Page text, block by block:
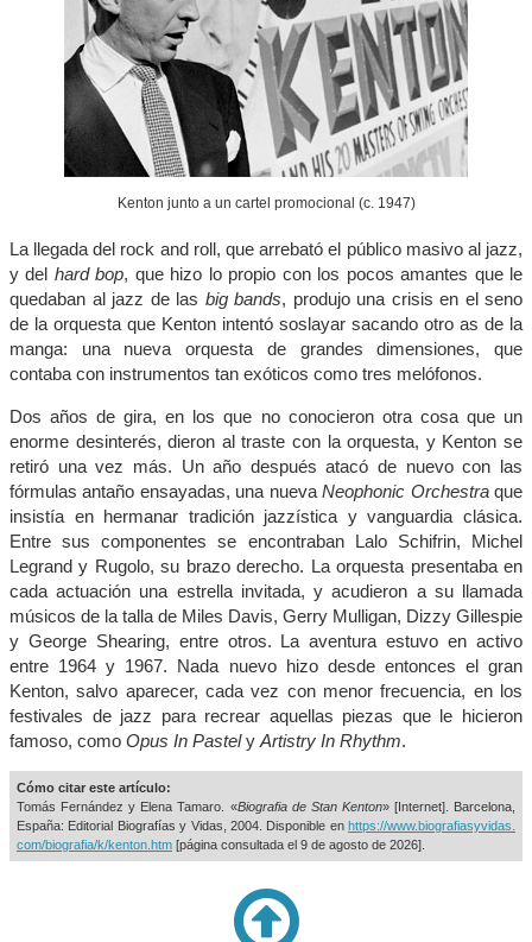
Kenton junto a un cartel promocional (c. 1947)
La llegada del rock and roll, que arrebató el público masivo al jazz,
y del hard bop, que hizo lo propio con los pocos amantes que le
quedaban al jazz de las big bands, produjo una crisis en el seno
de la orquesta que Kenton intentó soslayar sacando otro as de la
manga: una nueva orquesta de grandes dimensiones, que
contaba con instrumentos tan exóticos como tres melófonos.
Dos años de gira, en los que no conocieron otra cosa que un
enorme desinterés, dieron al traste con la orquesta, y Kenton se
retiró una vez más. Un año después atacó de nuevo con las
fórmulas antaño ensayadas, una nuevaNeophonic Orchestraque
insistía en hermanar tradición jazzística y vanguardia clásica.
Entre sus componentes se encontraban Lalo Schifrin, Michel
Legrand y Rugolo, su brazo derecho. La orquesta presentaba en
cada actuación una estrella invitada, y acudieron a su llamada
músicos de la talla de Miles Davis, Gerry Mulligan, Dizzy Gillespie
y George Shearing, entre otros. La aventura estuvo en activo
entre 1964 y 1967. Nada nuevo hizo desde entonces el gran
Kenton, salvo aparecer, cada vez con menor frecuencia, en los
festivales de jazz para recrear aquellas piezas que le hicieron
famoso, como Opus In PastelyArtistry In Rhythm.
Cómo citar este artículo:
Tomás Fernández y Elena Tamaro. «Biografia de Stan Kenton» [Internet]. Barcelona,
España: Editorial Biografías y Vidas, 2004. Disponible en https://www.biografiasyvidas.
com/biografia/k/kenton.htm [página consultada el 9 de agosto de 2026].